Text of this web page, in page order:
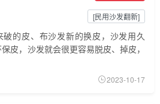
[民用沙发翻新]
的皮、布沙发新的换皮，沙发用久
皮，沙发就会很更容易脱皮、掉皮，
2023-10-17